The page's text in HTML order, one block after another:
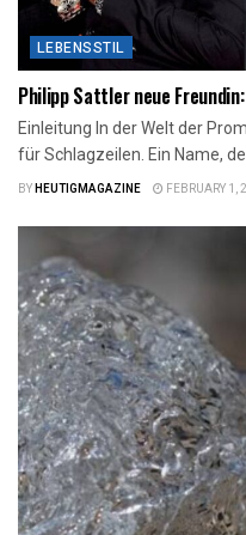
LEBENSSTIL
Philipp Sattler neue
Einleitung In der Welt der
für Schlagzeilen. Ein Name, der
BYHEUTIGMAGAZINE FEBRUARY 1,